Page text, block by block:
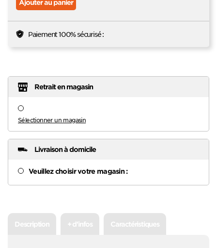
Ajouter au panier
Paiement 100% sécurisé :
Retrait en magasin
Sélectionner un magasin
Livraison à domicile
Veuillez choisir votre magasin :
Description + d'infos Caractéristiques